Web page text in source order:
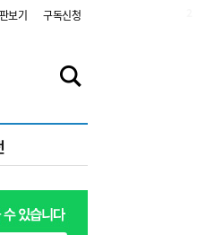
보기 구독신청